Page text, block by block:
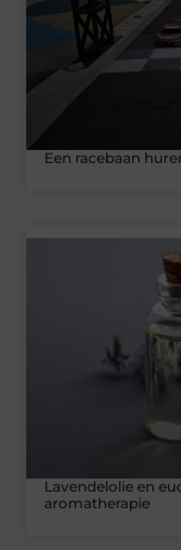
Een racebaan
Lavendelolie en
aromatherapie